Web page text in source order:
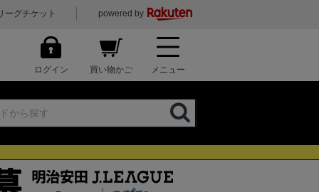
ーグチケット powered by
ログイン 買い物かご メニュー